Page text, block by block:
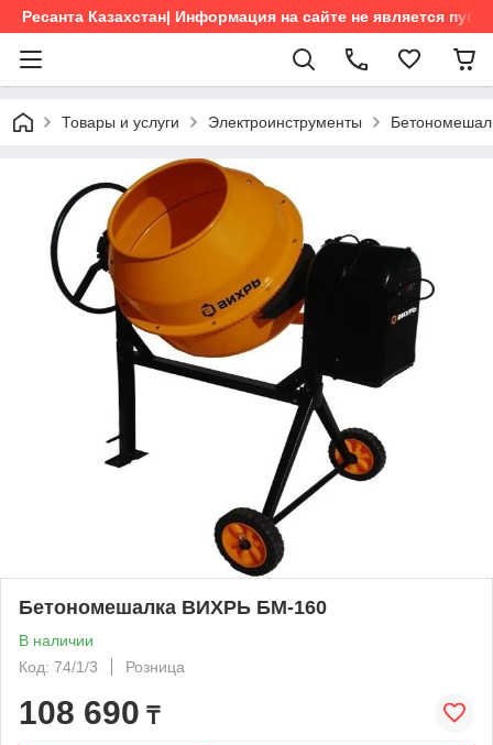
Ресанта Казахстан| Информация на сайте не является
Товары и услуги Электроинструменты
Бетономешалка ВИХРЬ БМ-160
В наличии
Код: 74/1/3
Розница
108 690 ₸